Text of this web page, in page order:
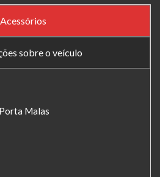
Acessórios
sobre o veículo
Malas